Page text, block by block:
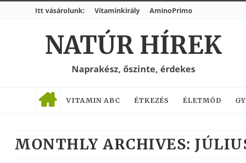
Itt vásárolunk: Vitaminkirály AminoPrimo
NATÚR HÍREK
Naprakész, őszinte, érdekes
VITAMIN ABC ÉTKEZÉS ÉLETMÓD
MONTHLY ARCHIVES: